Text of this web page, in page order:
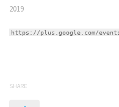
2019
https://plus.google.com/
SHARE